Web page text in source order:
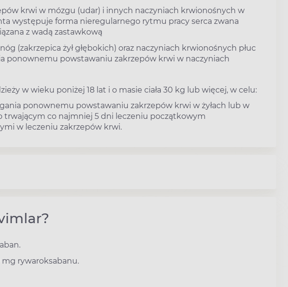
krwi w mózgu (udar) i innych naczyniach krwionośnych w
występuje forma nieregularnego rytmu pracy serca zwana
z wadą zastawkową
(zakrzepica żył głębokich) oraz naczyniach krwionośnych płuc
ponownemu powstawaniu zakrzepów krwi w naczyniach
w wieku poniżej 18 lat i o masie ciała 30 kg lub więcej, w celu:
ponownemu powstawaniu zakrzepów krwi w żyłach lub w
trwającym co najmniej 5 dni leczeniu początkowym
w leczeniu zakrzepów krwi.
rywaroksabanu.